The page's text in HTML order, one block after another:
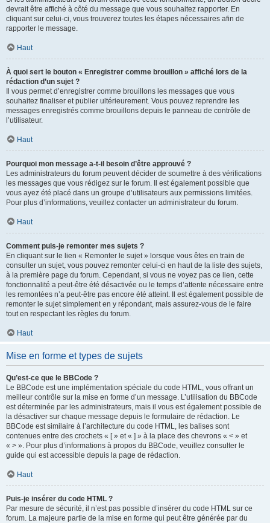
devrait être affiché à côté du message que vous souhaitez rapporter. En
cliquant sur celui-ci, vous trouverez toutes les étapes nécessaires afin de
rapporter le message.
Haut
À quoi sert le bouton « Enregistrer comme brouillon » affiché lors de la
rédaction d’un sujet ?
Il vous permet d’enregistrer comme brouillons les messages que vous
souhaitez finaliser et publier ultérieurement. Vous pouvez reprendre les
messages enregistrés comme brouillons depuis le panneau de contrôle de
l’utilisateur.
Haut
Pourquoi mon message a-t-il besoin d’être approuvé ?
Les administrateurs du forum peuvent décider de soumettre à des vérifications
les messages que vous rédigez sur le forum. Il est également possible que
vous ayez été placé dans un groupe d’utilisateurs aux permissions limitées.
Pour plus d’informations, veuillez contacter un administrateur du forum.
Haut
Comment puis-je remonter mes sujets ?
En cliquant sur le lien « Remonter le sujet » lorsque vous êtes en train de
consulter un sujet, vous pouvez remonter celui-ci en haut de la liste des sujets,
à la première page du forum. Cependant, si vous ne voyez pas ce lien, cette
fonctionnalité a peut-être été désactivée ou le temps d’attente nécessaire entre
les remontées n’a peut-être pas encore été atteint. Il est également possible de
remonter le sujet simplement en y répondant, mais assurez-vous de le faire
tout en respectant les règles du forum.
Haut
Mise en forme et types de sujets
Qu’est-ce que le BBCode ?
Le BBCode est une implémentation spéciale du code HTML, vous offrant un
meilleur contrôle sur la mise en forme d’un message. L’utilisation du BBCode
est déterminée par les administrateurs, mais il vous est également possible de
la désactiver sur chaque message depuis le formulaire de rédaction. Le
BBCode est similaire à l’architecture du code HTML, les balises sont
contenues entre des crochets « [ » et « ] » à la place des chevrons « < » et
« > ». Pour plus d’informations à propos du BBCode, veuillez consulter le
guide qui est accessible depuis la page de rédaction.
Haut
Puis-je insérer du code HTML ?
Par mesure de sécurité, il n’est pas possible d’insérer du code HTML sur ce
forum. La majeure partie de la mise en forme qui peut être générée par du